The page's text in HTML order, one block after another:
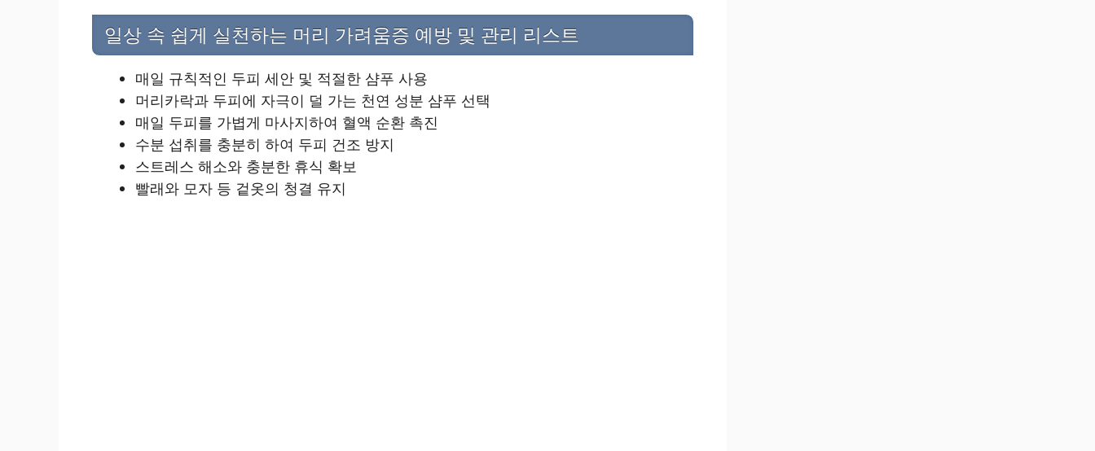
일상 속 쉽게 실천하는 머리 가려움증 예방 및 관리 리스트
매일 규칙적인 두피 세안 및 적절한 샴푸 사용
머리카락과 두피에 자극이 덜 가는 천연 성분 샴푸 선택
매일 두피를 가볍게 마사지하여 혈액 순환 촉진
수분 섭취를 충분히 하여 두피 건조 방지
스트레스 해소와 충분한 휴식 확보
빨래와 모자 등 겉옷의 청결 유지